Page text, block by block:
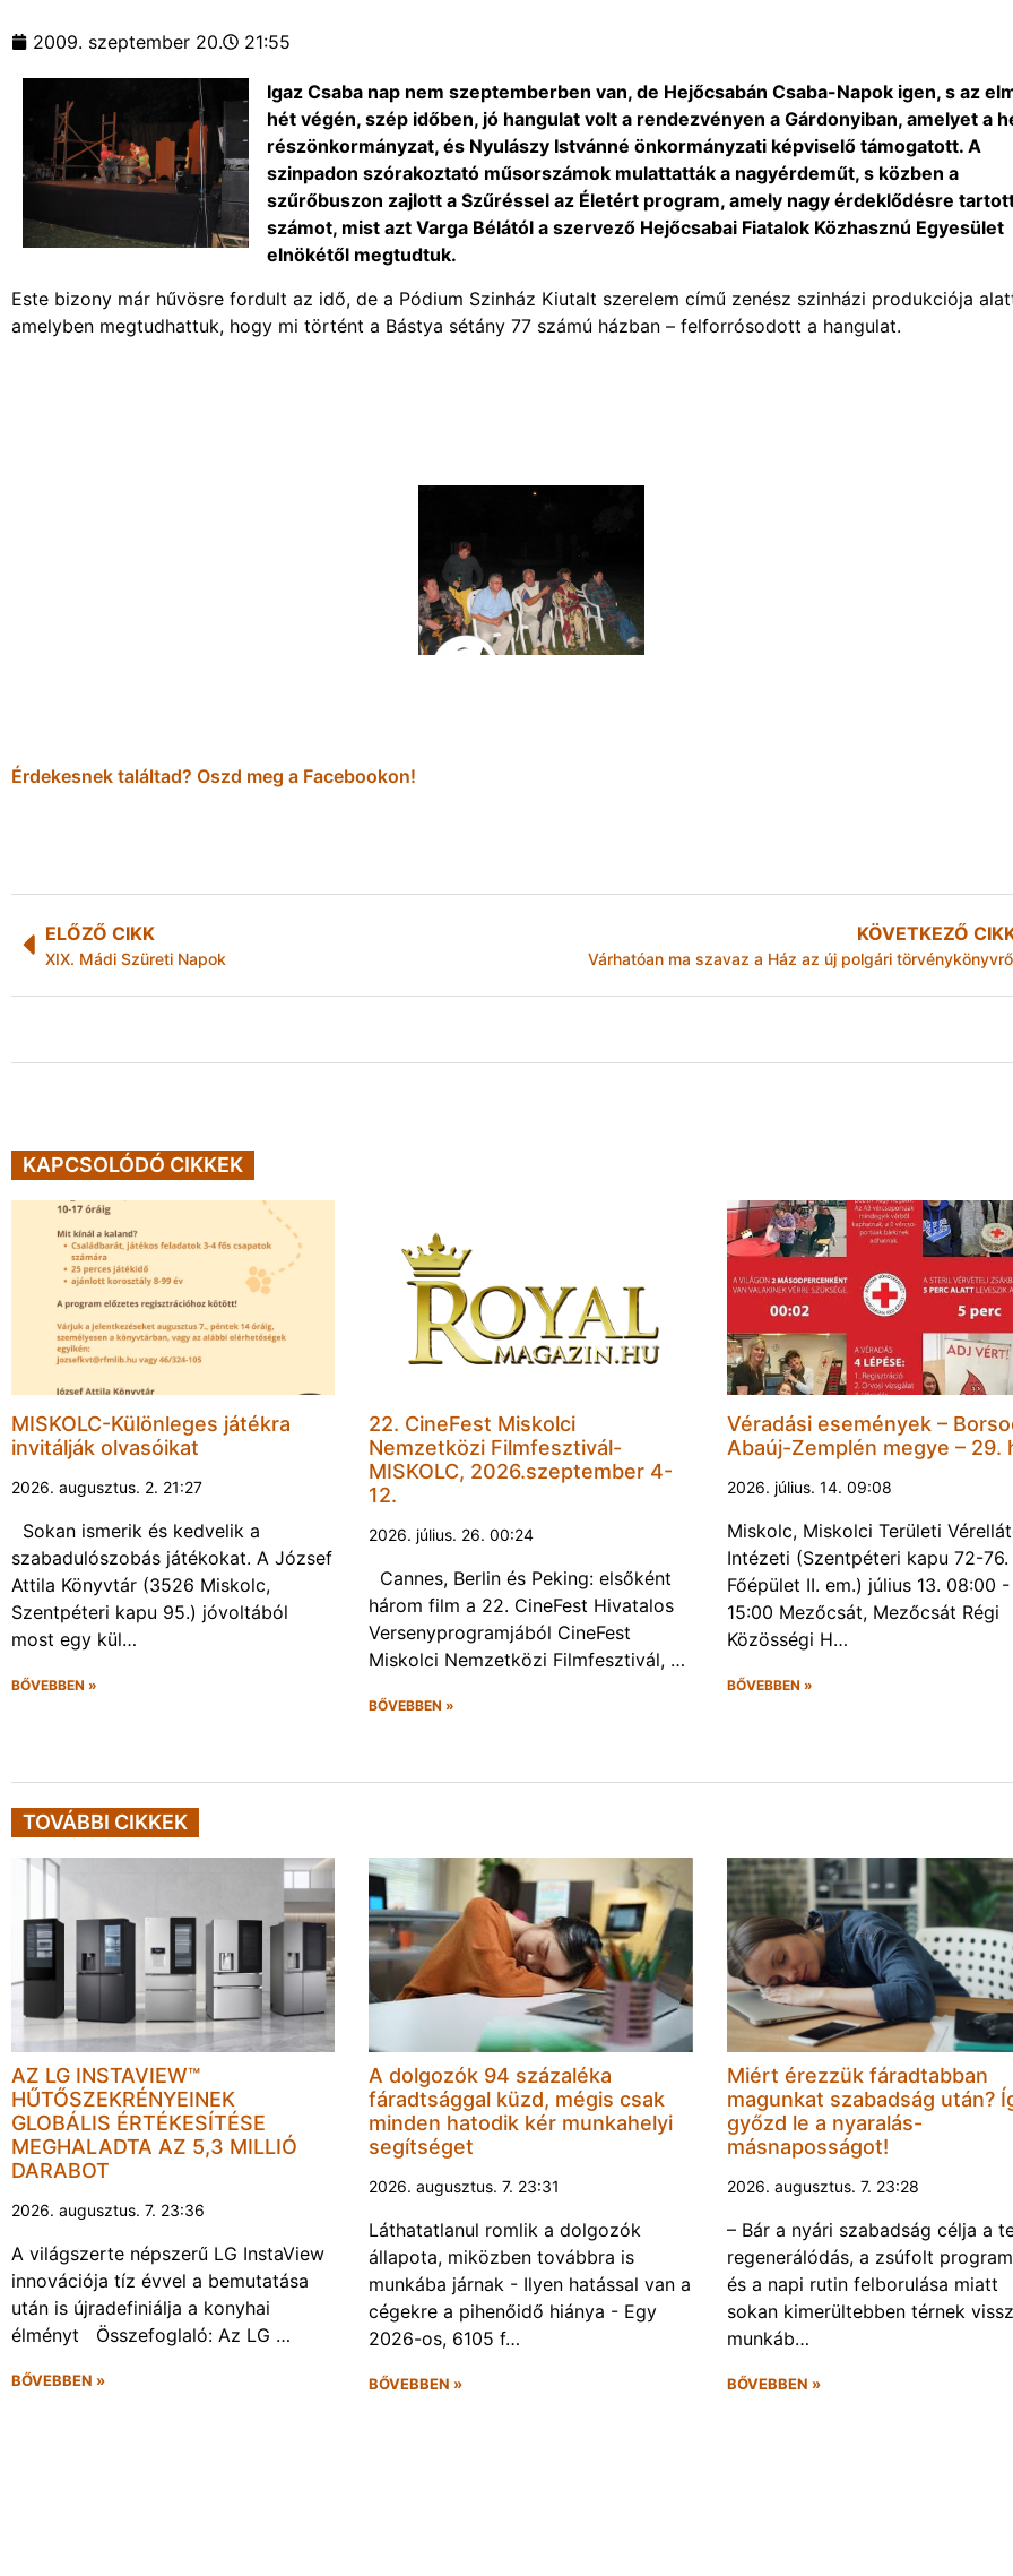
2009. szeptember 20. 21:55
Igaz Csaba nap nem szeptemberben van, de Hejőcsabán Csaba-Napok igen, s az
hét végén, szép időben, jó hangulat volt a rendezvényen a Gárdonyiban, amelyet a
részönkormányzat, és Nyulászy Istvánné önkormányzati képviselő támogatott. A
szinpadon szórakoztató műsorszámok mulattatták a nagyérdeműt, s közben a
szűrőbuszon zajlott a Szűréssel az Életért program, amely nagy érdeklődésre
számot, mist azt Varga Bélától a szervező Hejőcsabai Fiatalok Közhasznú Egyesület
elnökétől megtudtuk.
Este bizony már hűvösre fordult az idő, de a Pódium Szinház Kiutalt szerelem című zenész szinházi produkciója
amelyben megtudhattuk, hogy mi történt a Bástya sétány 77 számú házban – felforrósodott a hangulat.
Érdekesnek találtad? Oszd meg a Facebookon!
ELŐZŐ CIKK
XIX. Mádi Szüreti Napok
KÖVETKEZŐ
Várhatóan ma szavaz a Ház az új polgári
KAPCSOLÓDÓ CIKKEK
MISKOLC-Különleges játékra
invitálják olvasóikat
2026. augusztus. 2. 21:27
Sokan ismerik és kedvelik a
szabadulószobás játékokat. A József
Attila Könyvtár (3526 Miskolc,
Szentpéteri kapu 95.) jóvoltából
most egy kül…
BŐVEBBEN »
22. CineFest Miskolci
Nemzetközi Filmfesztivál-
MISKOLC, 2026.szeptember 4-
12.
2026. július. 26. 00:24
Cannes, Berlin és Peking: elsőként
három film a 22. CineFest Hivatalos
Versenyprogramjából CineFest
Miskolci Nemzetközi Filmfesztivál, …
BŐVEBBEN »
Véradási események –
Abaúj-Zemplén megye – 29.
2026. július. 14. 09:08
Miskolc, Miskolci Területi
Intézeti (Szentpéteri kapu 72-76.
Főépület II. em.) július 13. 08:00 -
15:00 Mezőcsát, Mezőcsát Régi
Közösségi H…
BŐVEBBEN »
TOVÁBBI CIKKEK
AZ LG INSTAVIEW™
HŰTŐSZEKRÉNYEINEK
GLOBÁLIS ÉRTÉKESÍTÉSE
MEGHALADTA AZ 5,3 MILLIÓ
DARABOT
2026. augusztus. 7. 23:36
A világszerte népszerű LG InstaView
innovációja tíz évvel a bemutatása
után is újradefiniálja a konyhai
élményt Összefoglaló: Az LG …
BŐVEBBEN »
A dolgozók 94 százaléka
fáradtsággal küzd, mégis csak
minden hatodik kér munkahelyi
segítséget
2026. augusztus. 7. 23:31
Láthatatlanul romlik a dolgozók
állapota, miközben továbbra is
munkába járnak - Ilyen hatással van a
cégekre a pihenőidő hiánya - Egy
2026-os, 6105 f…
BŐVEBBEN »
Miért érezzük fáradtabban
magunkat szabadság után?
győzd le a nyaralás-
másnaposságot!
2026. augusztus. 7. 23:28
– Bár a nyári szabadság célja a
regenerálódás, a zsúfolt
és a napi rutin felborulása miatt
sokan kimerültebben térnek
munkáb…
BŐVEBBEN »